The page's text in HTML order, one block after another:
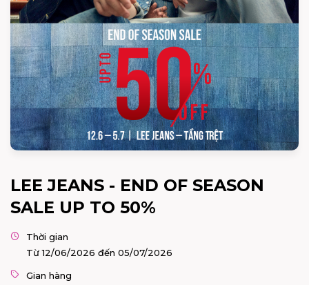
LEE JEANS - END OF SEASON
SALE UP TO 50%
Thời gian
Từ 12/06/2026 đến 05/07/2026
Gian hàng